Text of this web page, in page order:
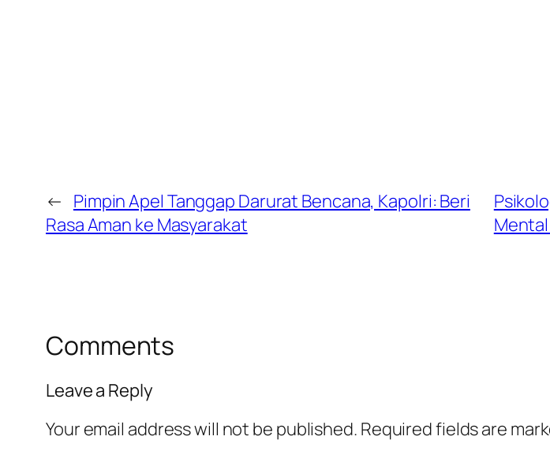
← Pimpin Apel Tanggap Darurat Bencana, Kapolri: Beri
Rasa Aman ke Masyarakat
Comments
Leave a Reply
Your email address will not be published. Required fields are